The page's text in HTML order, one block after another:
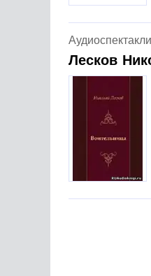
Аудиоспектакли
Лесков